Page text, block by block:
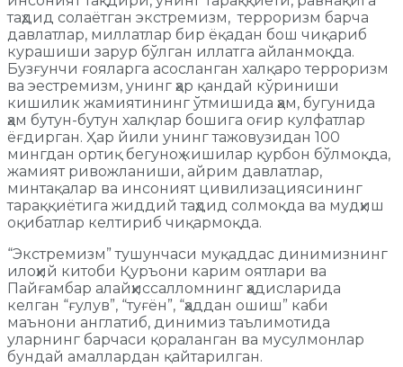
таҳдид солаётган экстремизм, терроризм барча
давлатлар, миллатлар бир ёқадан бош чиқариб
курашиши зарур бўлган иллатга айланмоқда.
Бузғунчи ғояларга асосланган халқаро терроризм
ва эестремизм, унинг ҳар қандай кўриниши
кишилик жамиятининг ўтмишида ҳам, бугунида
ҳам бутун-бутун халқлар бошига оғир кулфатлар
ёғдирган. Ҳар йили унинг тажовузидан 100
мингдан ортиқ бегуноҳ кишилар қурбон бўлмоқда,
жамият ривожланиши, айрим давлатлар,
минтақалар ва инсоният цивилизациясининг
тараққиётига жиддий таҳдид солмоқда ва мудҳиш
оқибатлар келтириб чиқармоқда.
“Экстремизм” тушунчаси муқаддас динимизнинг
илоҳий китоби Қуръони карим оятлари ва
Пайғамбар алайҳиссалломнинг ҳадисларида
келган “ғулув”, “туғён”, “ҳаддан ошиш” каби
маънони англатиб, динимиз таълимотида
уларнинг барчаси қораланган ва мусулмонлар
бундай амаллардан қайтарилган.